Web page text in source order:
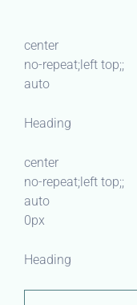
center
no-repeat;left top;;
auto
Heading
center
no-repeat;left top;;
auto
0px
Heading